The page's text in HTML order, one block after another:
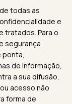
todas as
e
tratados. Para o
segurança
ponta,
de informação,
a sua difusão,
acesso não
forma de